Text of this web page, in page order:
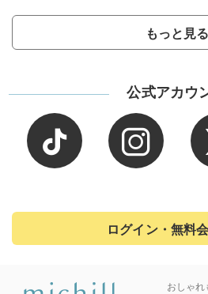
もっと見る
公式アカウ
ログイン・無料
おしゃれ